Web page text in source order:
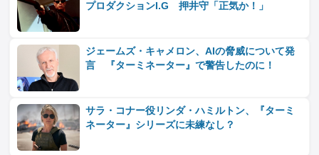
プロダクションI.G 押井守「正気か！」
ジェームズ・キャメロン、AIの脅威について発
言 『ターミネーター』で警告したのに！
サラ・コナー役リンダ・ハミルトン、『ターミ
ネーター』シリーズに未練なし？